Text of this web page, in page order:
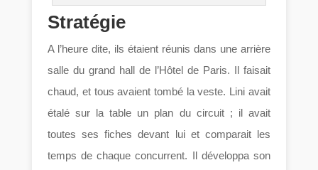
Stratégie
A l’heure dite, ils étaient réunis dans une arrière
salle du grand hall de l’Hôtel de Paris. Il faisait
chaud, et tous avaient tombé la veste. Lini avait
étalé sur la table un plan du circuit ; il avait
toutes ses fiches devant lui et comparait les
temps de chaque concurrent. Il développa son